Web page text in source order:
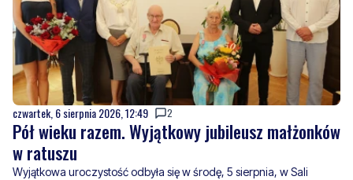
czwartek, 6 sierpnia 2026, 12:49 2
Pół wieku razem. Wyjątkowy jubileusz małżonków
w ratuszu
Wyjątkowa uroczystość odbyła się w środę, 5 sierpnia, w Sali